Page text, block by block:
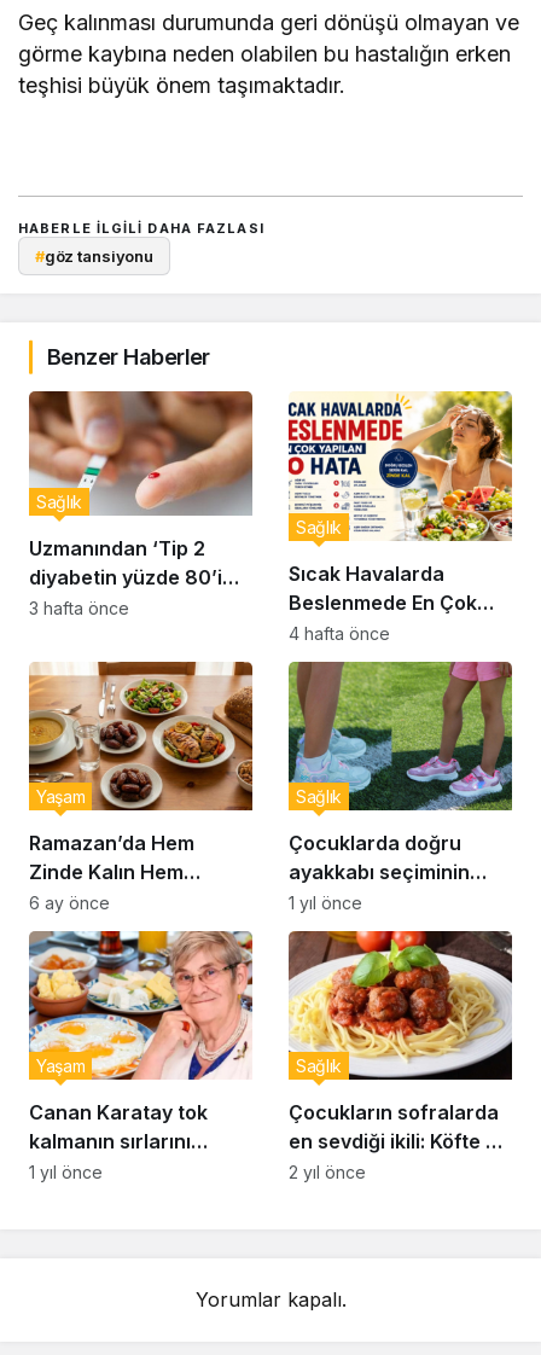
Geç kalınması durumunda geri dönüşü olmayan ve
görme kaybına neden olabilen bu hastalığın erken
teşhisi büyük önem taşımaktadır.
HABERLE ILGILI DAHA FAZLASI
#göz tansiyonu
Benzer Haberler
Uzmanından ‘Tip 2
diyabetin yüzde 80’i
önlenebilir’ uyarısı
Sağlık
3 hafta önce
Sıcak Havalarda
Beslenmede En Çok
Yapılan 10 Hata
Sağlık
4 hafta önce
Ramazan’da Hem
Zinde Kalın Hem
Susamayın: İftar ve
Sahur İçin Altın Kurallar
Yaşam
6 ay önce
Çocuklarda doğru
ayakkabı seçiminin
önemi… Uzmanlar
uyardı: Doğru ayakkabı
seçimi nasıl yapılır?
Sağlık
1 yıl önce
Canan Karatay tok
kalmanın sırlarını
açıkladı: Sahurda
Yaşam
1 yıl önce
Çocukların sofralarda
en sevdiği ikili: Köfte ve
makarna
Sağlık
2 yıl önce
Yorumlar kapalı.